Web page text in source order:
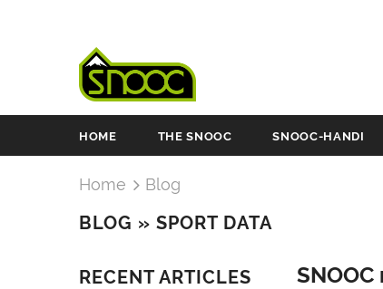
HOME THE SNOOC SNOOC-HANDI
Home Blog
BLOG » SPORT DATA
RECENT ARTICLES